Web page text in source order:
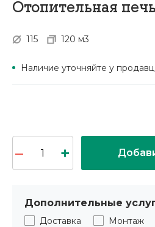
Отопительная
115 120 м3
Наличие уточняйте у
Дополнительные
Доставка Монтаж